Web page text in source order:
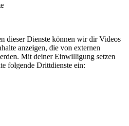
dieser Dienste können wir dir Videos
anzeigen, die von externen
Mit deiner Einwilligung setzen
folgende Drittdienste ein: